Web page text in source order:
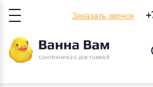
Заказать звонок